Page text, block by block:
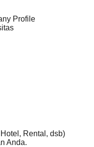
Profile
Rental, dsb)
Anda.